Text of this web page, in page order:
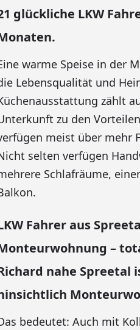
glückliche LKW
warme Speise in der
Lebensqualität und
zählt
zu den
meist über mehr
selten verfügen
Schlafräume,
Fahrer aus
–
nahe Spreetal
bedeutet: Auch mit